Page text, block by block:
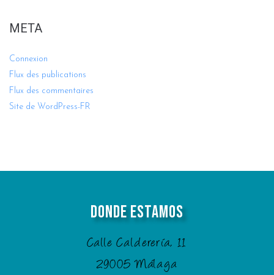
META
Connexion
Flux des publications
Flux des commentaires
Site de WordPress-FR
Donde Estamos
Calle Calderería, 11
29005 Málaga